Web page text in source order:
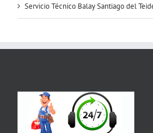
Servicio Técnico Balay Santiago del